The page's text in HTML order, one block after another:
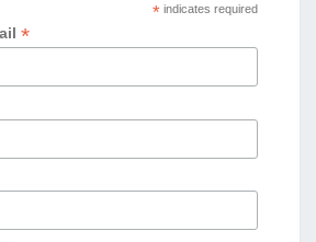
*indicates required
*